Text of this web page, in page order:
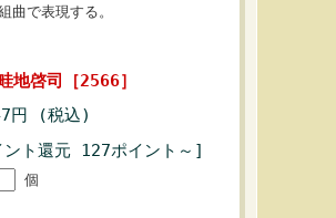
曲で表現する。
地啓司［2566］
円 (税込)
ント還元 127ポイント～]
個